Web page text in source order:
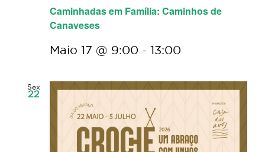
Caminhadas em Família: Caminhos de
Canaveses
Maio 17 @ 9:00 - 13:00
Sex
22